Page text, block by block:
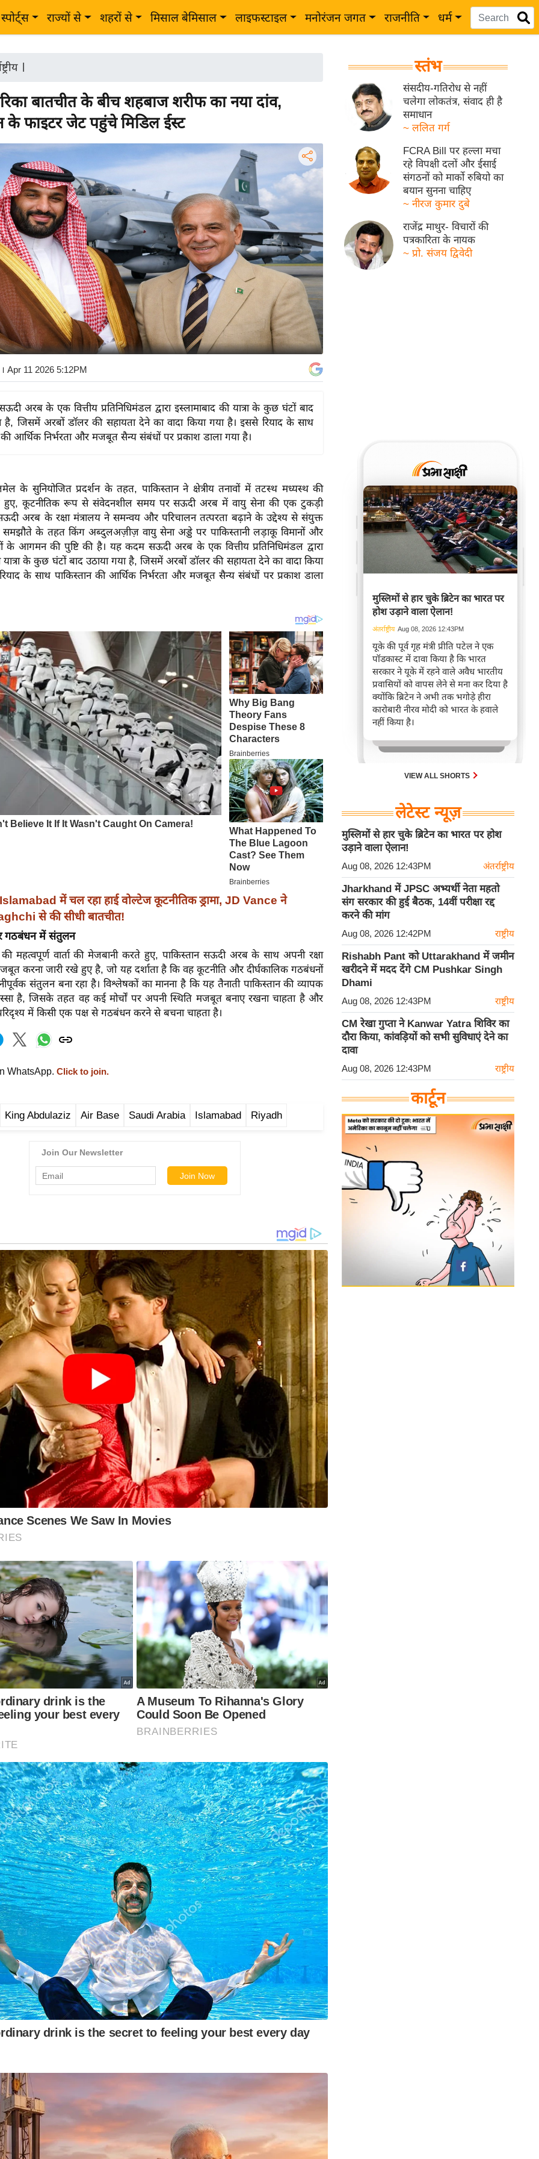
स्पोर्ट्स राज्यों से शहरों से मिसाल बेमिसाल लाइफस्टाइल मनोरंजन जगत राजनीति धर्म
|
बातचीत के बीच शहबाज शरीफ का नया दांव,
के फाइटर जेट पहुंचे मिडिल ईस्ट
Apr 11 2026 5:12PM
अरब के एक वित्तीय प्रतिनिधिमंडल द्वारा इस्लामाबाद की यात्रा के कुछ घंटों बाद
है, जिसमें अरबों डॉलर की सहायता देने का वादा किया गया है। इससे रियाद के साथ
की आर्थिक निर्भरता और मजबूत सैन्य संबंधों पर प्रकाश डाला गया है।
के सुनियोजित प्रदर्शन के तहत, पाकिस्तान ने क्षेत्रीय तनावों में तटस्थ मध्यस्थ की
हुए, कूटनीतिक रूप से संवेदनशील समय पर सऊदी अरब में वायु सेना की एक टुकड़ी
अरब के रक्षा मंत्रालय ने समन्वय और परिचालन तत्परता बढ़ाने के उद्देश्य से संयुक्त
समझौते के तहत किंग अब्दुलअज़ीज़ वायु सेना अड्डे पर पाकिस्तानी लड़ाकू विमानों और
के आगमन की पुष्टि की है। यह कदम सऊदी अरब के एक वित्तीय प्रतिनिधिमंडल द्वारा
यात्रा के कुछ घंटों बाद उठाया गया है, जिसमें अरबों डॉलर की सहायता देने का वादा किया
के साथ पाकिस्तान की आर्थिक निर्भरता और मजबूत सैन्य संबंधों पर प्रकाश डाला
Islamabad में चल रहा हाई वोल्टेज कूटनीतिक ड्रामा, JD Vance ने
से की सीधी बातचीत!
गठबंधन में संतुलन
की महत्वपूर्ण वार्ता की मेजबानी करते हुए, पाकिस्तान सऊदी अरब के साथ अपनी रक्षा
करना जारी रखे हुए है, जो यह दर्शाता है कि वह कूटनीति और दीर्घकालिक गठबंधनों
संतुलन बना रहा है। विश्लेषकों का मानना ​​है कि यह तैनाती पाकिस्तान की व्यापक
है, जिसके तहत वह कई मोर्चों पर अपनी स्थिति मजबूत बनाए रखना चाहता है और
में किसी एक पक्ष से गठबंधन करने से बचना चाहता है।
WhatsApp. Click to join.
King Abdulaziz Air Base Saudi Arabia Islamabad Riyadh
स्तंभ
संसदीय-गतिरोध से नहीं
चलेगा लोकतंत्र, संवाद ही है
समाधान
~ ललित गर्ग
FCRA Bill पर हल्ला मचा
रहे विपक्षी दलों और ईसाई
संगठनों को मार्को रुबियो का
बयान सुनना चाहिए
~ नीरज कुमार दुबे
राजेंद्र माथुर- विचारों की
पत्रकारिता के नायक
~ प्रो. संजय द्विवेदी
मुस्लिमों से हार चुके ब्रिटेन का भारत पर
होश उड़ाने वाला ऐलान!
अंतर्राष्ट्रीय Aug 08, 2026 12:43PM
यूके की पूर्व गृह मंत्री प्रीति पटेल ने एक
पॉडकास्ट में दावा किया है कि भारत
सरकार ने यूके में रहने वाले अवैध भारतीय
प्रवासियों को वापस लेने से मना कर दिया है
क्योंकि ब्रिटेन ने अभी तक भगोड़े हीरा
कारोबारी नीरव मोदी को भारत के हवाले
नहीं किया है।
VIEW ALL SHORTS
लेटेस्ट न्यूज़
मुस्लिमों से हार चुके ब्रिटेन का भारत पर होश
उड़ाने वाला ऐलान!
Aug 08, 2026 12:43PM अंतर्राष्ट्रीय
Jharkhand में JPSC अभ्यर्थी नेता महतो
संग सरकार की हुई बैठक, 14वीं परीक्षा रद्द
करने की मांग
Aug 08, 2026 12:42PM राष्ट्रीय
Rishabh Pant को Uttarakhand में जमीन
खरीदने में मदद देंगे CM Pushkar Singh
Dhami
Aug 08, 2026 12:43PM राष्ट्रीय
CM रेखा गुप्ता ने Kanwar Yatra शिविर का
दौरा किया, कांवड़ियों को सभी सुविधाएं देने का
दावा
Aug 08, 2026 12:43PM राष्ट्रीय
कार्टून